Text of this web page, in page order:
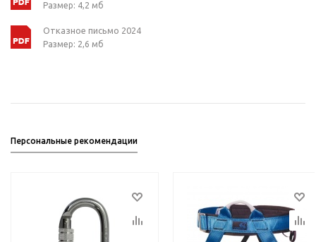
Размер: 4,2 мб
Отказное письмо 2024
Размер: 2,6 мб
Персональные рекомендации